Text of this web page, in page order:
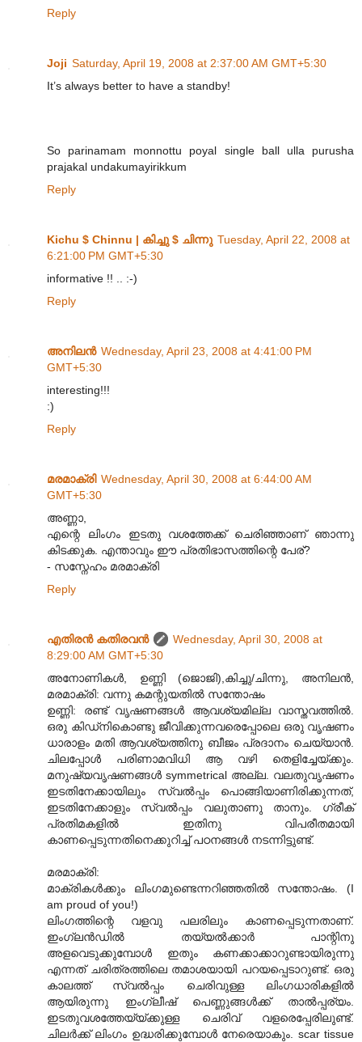
Reply
Joji Saturday, April 19, 2008 at 2:37:00 AM GMT+5:30
It’s always better to have a standby!
So parinamam monnottu poyal single ball ulla purusha
prajakal undakumayirikkum
Reply
Kichu $ Chinnu | കിച്ചു $ ചിന്നു Tuesday, April 22, 2008 at
6:21:00 PM GMT+5:30
informative !! .. :-)
Reply
അനിലൻ Wednesday, April 23, 2008 at 4:41:00 PM
GMT+5:30
interesting!!!
:)
Reply
മരമാക്രി Wednesday, April 30, 2008 at 6:44:00 AM
GMT+5:30
അണ്ണാ,
എന്റെ ലിംഗം ഇടതു വശത്തേക്ക് ചെരിഞ്ഞാണ്‌ ഞാന്നു
കിടക്കുക. എന്താവും ഈ പ്രതിഭാസത്തിന്റെ പേര്?
- സസ്നേഹം മരമാക്രി
Reply
എതിരന്‍ കതിരവന്‍
Wednesday, April 30, 2008 at
8:29:00 AM GMT+5:30
അനോണികള്‍, ഉണ്ണി (ജൊജി),കിച്ചു/ചിന്നു, അനിലന്‍,
മരമാക്രി: വന്നു കമന്റുയതില്‍ സന്തോഷം
ഉണ്ണി: രണ്ട് വൃഷണങ്ങള്‍ ആവശ്യമില്ല വാസ്തവത്തില്‍.
ഒരു കിഡ്നികൊണ്ടു ജീവിക്കുന്നവരെപ്പോലെ ഒരു വൃഷണം
ധാരാളം മതി ആവശ്യത്തിനു ബീജം പ്രദാനം ചെയ്യാന്‍.
ചിലപ്പോള്‍ പരിണാമവിധി ആ വഴി തെളിച്ചേയ്ക്കും.
മനുഷ്യവൃഷണങ്ങള്‍ symmetrical അല്ല. വലതുവൃഷണം
ഇടതിനേക്കായിലും സ്വല്‍പ്പം പൊങ്ങിയാണിരിക്കുന്നത്,
ഇടതിനേക്കാളും സ്വല്‍പ്പം വലുതാണു താനും. ഗ്രീക്
പ്രതിമകളില്‍ ഇതിനു വിപരീതമായി
കാണപ്പെടുന്നതിനെക്കുറിച്ച് പഠനങ്ങള്‍ നടന്നിട്ടുണ്ട്.
മരമാക്രി:
മാക്രികള്‍ക്കും ലിംഗമുണ്ടെന്നറിഞ്ഞതില്‍ സന്തോഷം. (I
am proud of you!)
ലിംഗത്തിന്റെ വളവു പലരിലും കാണപ്പെടുന്നതാണ്.
ഇംഗ്ലന്‍ഡില്‍ തയ്യല്‍ക്കാര്‍ പാന്റിനു
അളവെടുക്കുമ്പോള്‍ ഇതും കണക്കാക്കാറുണ്ടായിരുന്നു
എന്നത് ചരിത്രത്തിലെ തമാശയായി പറയപ്പെടാറുണ്ട്. ഒരു
കാലത്ത് സ്വല്‍പ്പം ചെരിവുള്ള ലിംഗധാരികളില്‍
ആയിരുന്നു ഇംഗ്ലീഷ് പെണ്ണുങ്ങള്‍ക്ക് താല്‍പ്പര്യം.
ഇടതുവശത്തേയ്യ്ക്കുള്ള ചെരിവ് വളരെപ്പേരിലുണ്ട്.
ചിലര്‍ക്ക് ലിംഗം ഉദ്ധരിക്കുമ്പോള്‍ നേരെയാകും. scar tissue